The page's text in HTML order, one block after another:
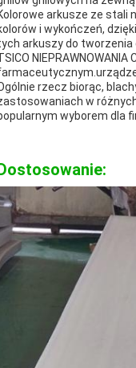
arkusze ze stali
i wykończeń,
arkuszy do tworzenia
rzecz biorąc,
w
wyborem dla